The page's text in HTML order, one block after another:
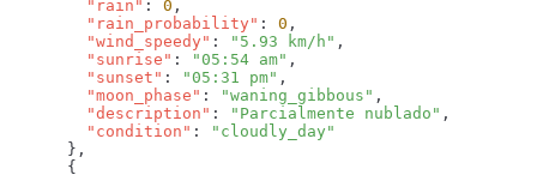
        "rain"
: 0
        "rain_probability"
: 0
        "wind_speedy"
: "5.93 km/h"
        "sunrise"
: "05:54 am"
        "sunset"
: "05:31 pm"
        "moon_phase"
: "waning_gibbous"
        "description"
: "Parcialmente nublado"
        "condition"
: